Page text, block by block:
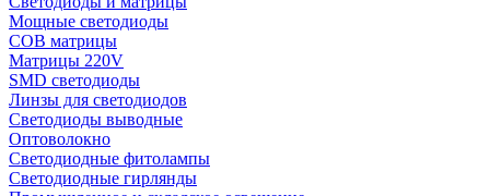
Мощные светодиоды
COB матрицы
Матрицы 220V
SMD светодиоды
Линзы для светодиодов
Светодиоды выводные
Оптоволокно
Светодиодные фитолампы
Светодиодные гирлянды